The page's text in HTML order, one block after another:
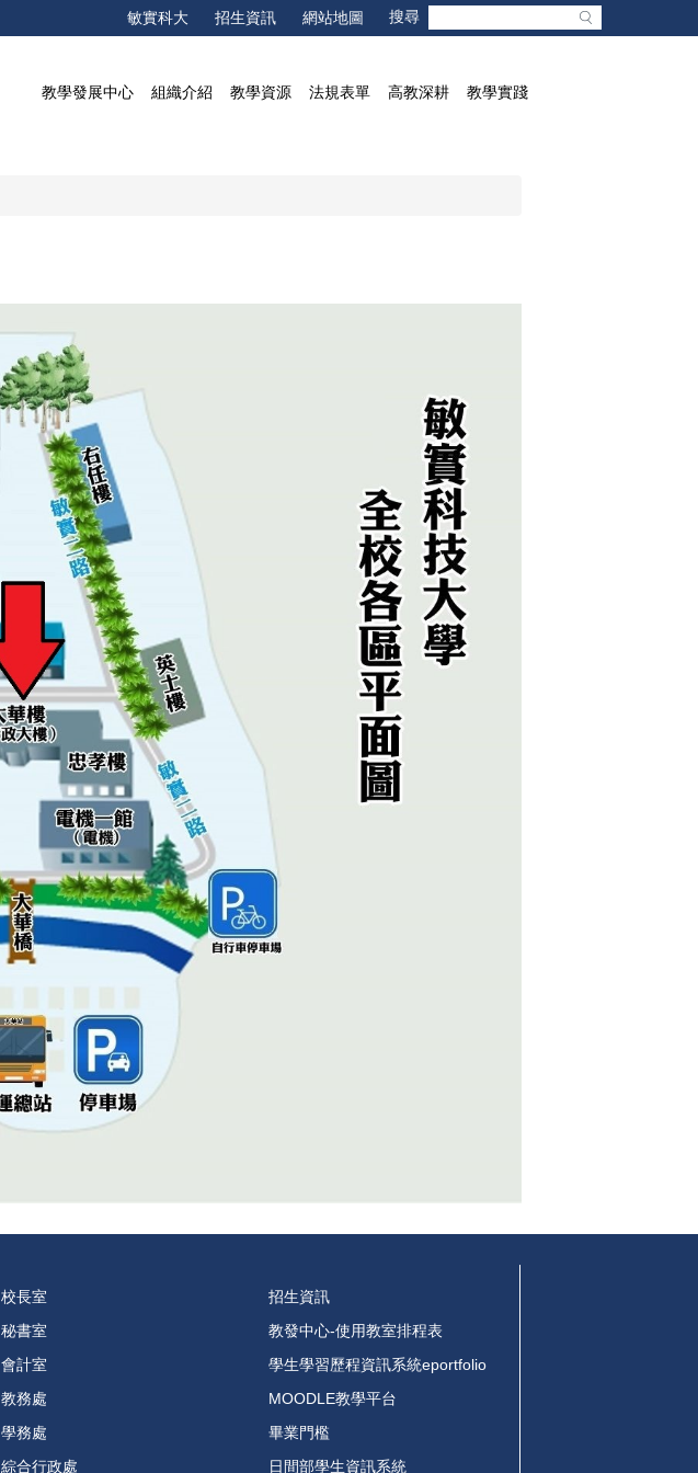
敏實科大 招生資訊 網站地圖
教學發展中心 組織介紹 教學資源 法規表單 高教深耕 教學實踐
校長室
秘書室
會計室
教務處
學務處
綜合行政處
招生資訊
教發中心-使用教室排程表
學生學習歷程資訊系統eportfolio
MOODLE教學平台
畢業門檻
日間部學生資訊系統